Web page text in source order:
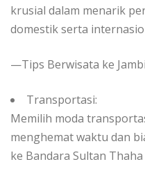
krusial dalam menarik
domestik serta
—Tips Berwisata ke Jambi
Transportasi:
Memilih moda
menghemat waktu dan
ke Bandara Sultan